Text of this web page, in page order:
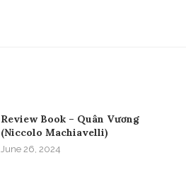
Review Book – Quân Vương
(Niccolo Machiavelli)
June 26, 2024